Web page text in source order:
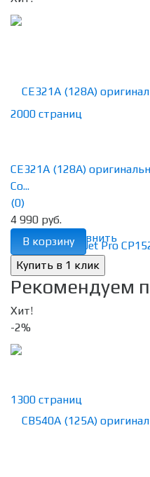
избранное сравнить
CE321A (128A)
Co...
(0)
4 990 руб.
В корзину
Рекомендуем
Хит!
-2%